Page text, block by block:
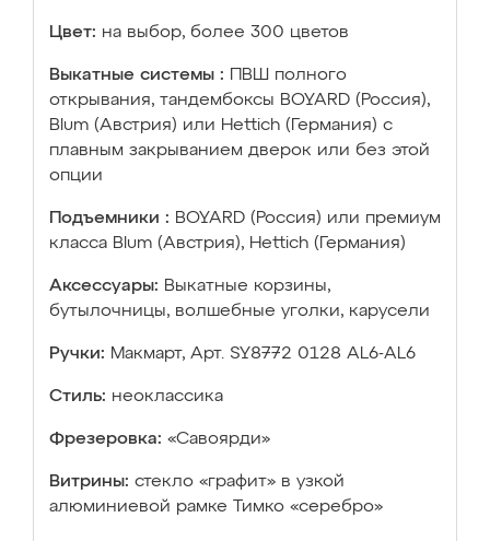
Цвет: на выбор, более 300 цветов
Выкатные системы :
ПВШ полного
открывания, тандембоксы BOYARD (Россия),
Blum (Австрия) или Hettich (Германия) с
плавным закрыванием дверок или без этой
опции
Подъемники : BOYARD (Россия) или премиум
класса Blum (Австрия), Hettich (Германия)
Аксессуары: Выкатные корзины,
бутылочницы, волшебные уголки, карусели
Ручки: Макмарт, Арт. SY8772 0128 AL6-AL6
Стиль: неоклассика
Фрезеровка: «Савоярди»
Витрины: стекло «графит» в узкой
алюминиевой рамке Тимко «серебро»